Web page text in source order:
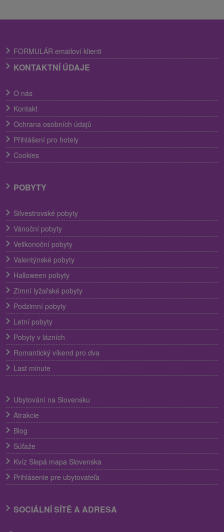
FORMULÁR emailoví klienti
KONTAKTNÍ ÚDAJE
O nás
Kontakt
Ochrana osobních údajů
Přihlášení pro hotely
Cookies
POBYTY
Silvestrovské pobyty
Vánoční pobyty
Velikonoční pobyty
Valentýnské pobyty
Halloween pobyty
Zimní lyžařské pobyty
Podzimní pobyty
Letní pobyty
Pobyty v lázních
Romantický víkend pro dva
Last minute
Ubytování na Slovensku
Atrakcie
Blog
Súťaže
Kvíz Slepá mapa Slovenska
Prihlásenie pre ubytovateľa
SOCIÁLNÍ SÍTĚ A ADRESA